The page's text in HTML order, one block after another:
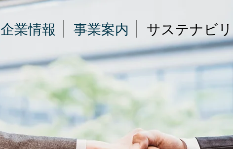
企業情報 事業案内 サステナビ